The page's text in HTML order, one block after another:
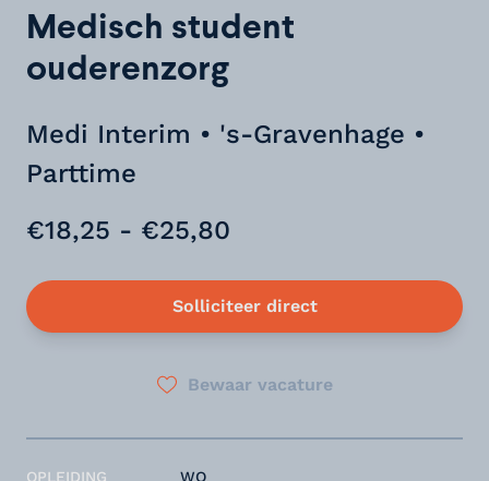
Medisch student
ouderenzorg
Medi Interim • 's-Gravenhage •
Parttime
€18,25 - €25,80
Solliciteer direct
Bewaar vacature
OPLEIDING
WO